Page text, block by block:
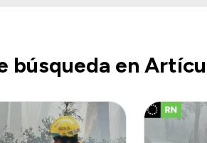
búsqueda en